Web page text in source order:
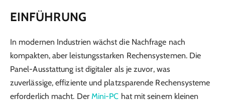
EINFÜHRUNG
In modernen Industrien wächst die Nachfrage nach
kompakten, aber leistungsstarken Rechensystemen. Die
Panel-Ausstattung ist digitaler als je zuvor, was
zuverlässige, effiziente und platzsparende Rechensysteme
erforderlich macht. Der Mini-PC hat mit seinem kleinen